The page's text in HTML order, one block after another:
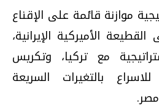
موازنة قائمة على الإقناع
الأميركية الإيرانية،
مع تركيا، وتكريس
بالتغيرات السريعة